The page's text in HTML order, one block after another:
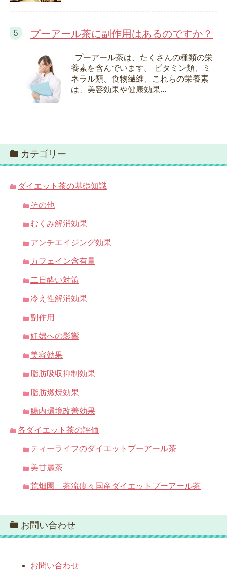
プーアール茶に副作用はあるのですか？
プーアール茶は、たくさんの種類の栄
養素を含んでいます。 ビタミン類、ミ
ネラル類、食物繊維、これらの栄養素
は、美容効果や健康効果...
カテゴリー
ダイエット茶の基礎知識
その他
むくみ解消効果
アンチエイジング効果
カフェイン含有量
二日酔い対策
冷え性解消効果
副作用
妊婦への影響
美容効果
脂肪吸収抑制効果
脂肪燃焼効果
腸内環境改善効果
各ダイエット茶の評価
ティーライフのダイエットプーアール茶
美甘麗茶
荒畑園 茶流痩々国産ダイエットプーアール茶
お問い合わせ
お問い合わせ